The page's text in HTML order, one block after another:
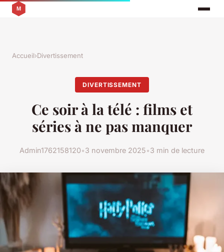
Accueil›Divertissement
DIVERTISSEMENT
Ce soir à la télé : films et
séries à ne pas manquer
Admin1762158120•3 novembre 2025•3 min de lecture